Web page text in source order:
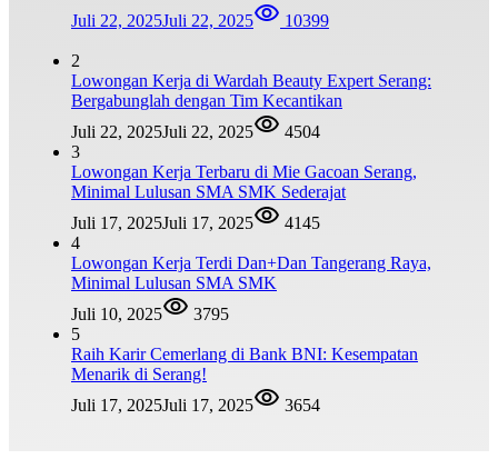
Juli 22, 2025Juli 22, 2025 10399
2
Lowongan Kerja di Wardah Beauty Expert Serang:
Bergabunglah dengan Tim Kecantikan
Juli 22, 2025Juli 22, 2025
4504
3
Lowongan Kerja Terbaru di Mie Gacoan Serang,
Minimal Lulusan SMA SMK Sederajat
Juli 17, 2025Juli 17, 2025
4145
4
Lowongan Kerja Terdi Dan+Dan Tangerang Raya,
Minimal Lulusan SMA SMK
Juli 10, 2025
3795
5
Raih Karir Cemerlang di Bank BNI: Kesempatan
Menarik di Serang!
Juli 17, 2025Juli 17, 2025 3654